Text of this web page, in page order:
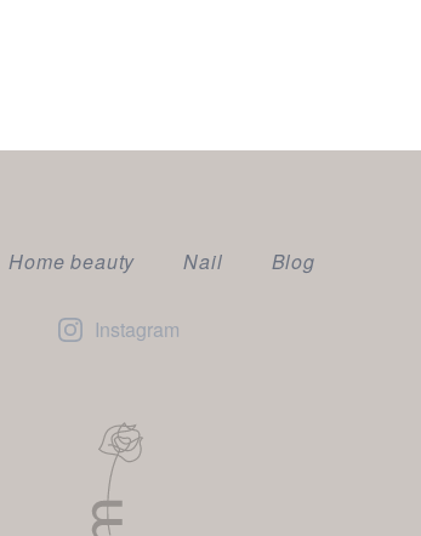
Home beauty Nail Blog
Instagram